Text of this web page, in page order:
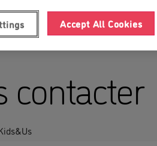
contacter
Accept All Cookies